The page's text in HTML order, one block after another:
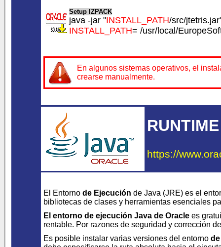
Setup IZPACK
java -jar "INSTALL_PATH/src/
INSTALL_PATH= /usr/local/
En algunos sistemas operativos, el
crearse manualmente.
https://
El Entorno de Ejecución de Java (JRE) es el
bibliotecas de clases y herramientas esenciales
El entorno de ejecución Java de Oracle es
rentable. Por razones de seguridad y corrección
Es posible instalar varias versiones del entorno